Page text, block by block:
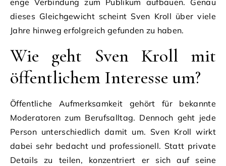
enge Verbindung zum Publikum aufbauen. Genau
dieses Gleichgewicht scheint Sven Kroll über viele
Jahre hinweg erfolgreich gefunden zu haben.
Wie geht Sven Kroll mit
öffentlichem Interesse um?
Öffentliche Aufmerksamkeit gehört für bekannte
Moderatoren zum Berufsalltag. Dennoch geht jede
Person unterschiedlich damit um. Sven Kroll wirkt
dabei sehr bedacht und professionell. Statt private
Details zu teilen, konzentriert er sich auf seine